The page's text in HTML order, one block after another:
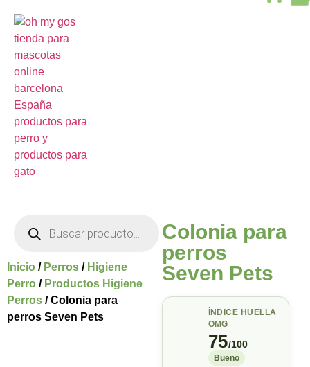
Inicio / Perros / Higiene
Perro / Productos Higiene
Perros / Colonia para
perros Seven Pets
Colonia para
perros
Seven Pets
ÍNDICE HUELLA
OMG
75/100
Bueno